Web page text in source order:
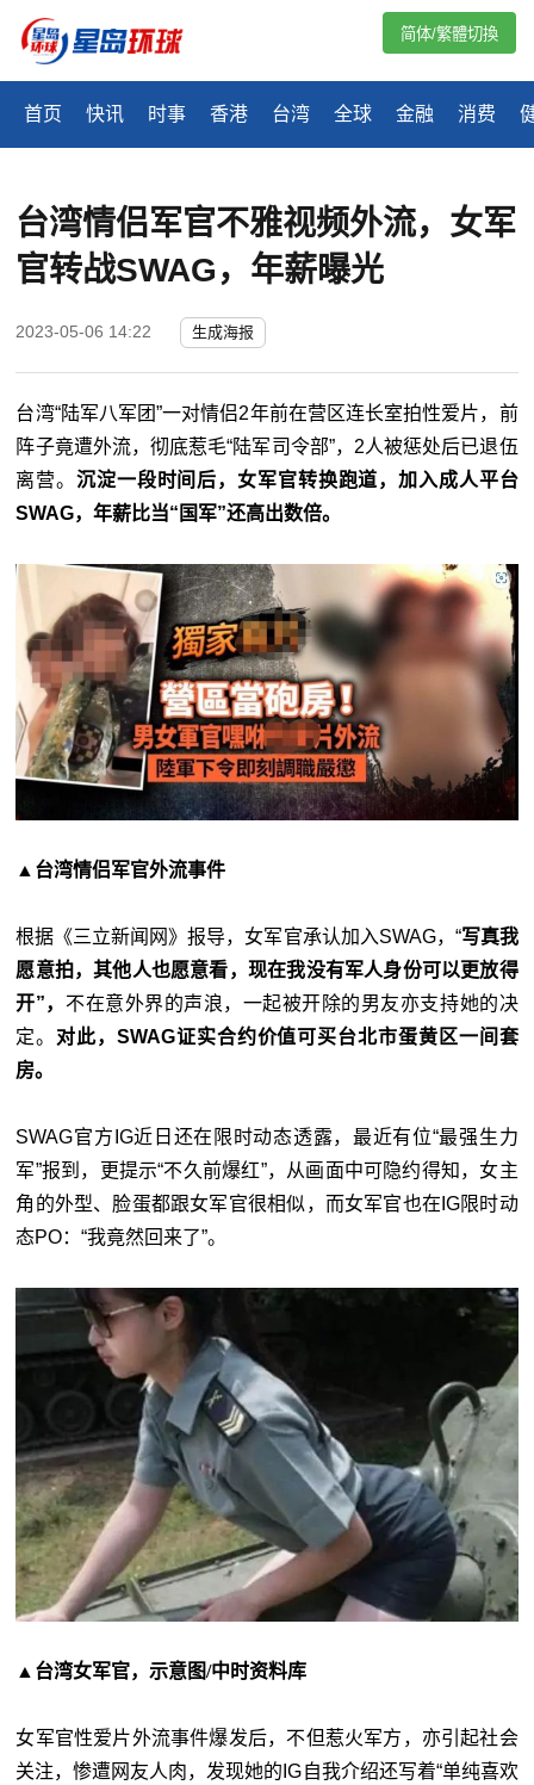
首页 快讯 时事 香港 台湾 全球 金融 消费
简体/繁體切換
台湾情侣军官不雅视频外流，女军
官转战SWAG，年薪曝光
2023-05-06 14:22 生成海报
台湾“陆军八军团”一对情侣2年前在营区连长室拍性爱片，前
阵子竟遭外流，彻底惹毛“陆军司令部”，2人被惩处后已退伍
离营。沉淀一段时间后，女军官转换跑道，加入成人平台
SWAG，年薪比当“国军”还高出数倍。
▲台湾情侣军官外流事件
根据《三立新闻网》报导，女军官承认加入SWAG，“写真我
愿意拍，其他人也愿意看，现在我没有军人身份可以更放得
开”， 不在意外界的声浪，一起被开除的男友亦支持她的决
定。 对此，SWAG证实合约价值可买台北市蛋黄区一间套
房。
SWAG官方IG近日还在限时动态透露，最近有位“最强生力
军”报到，更提示“不久前爆红”，从画面中可隐约得知，女主
角的外型、脸蛋都跟女军官很相似，而女军官也在IG限时动
态PO：“我竟然回来了”。
▲台湾女军官，示意图/中时资料库
女军官性爱片外流事件爆发后，不但惹火军方，亦引起社会
关注，惨遭网友人肉，发现她的IG自我介绍还写着“单纯喜欢